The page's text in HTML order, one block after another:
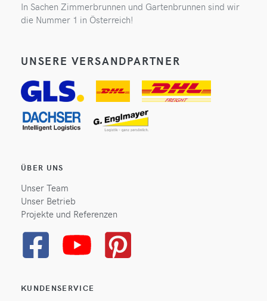
In Sachen Zimmerbrunnen und Gartenbrunnen sind wir
die Nummer 1 in Österreich!
UNSERE VERSANDPARTNER
ÜBER UNS
Unser Team
Unser Betrieb
Projekte und Referenzen
KUNDENSERVICE